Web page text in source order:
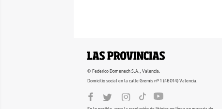
© Federico Domenech S.A., Valencia.
Domicilio social en la calle Gremis nº 1 (46014) Valencia.